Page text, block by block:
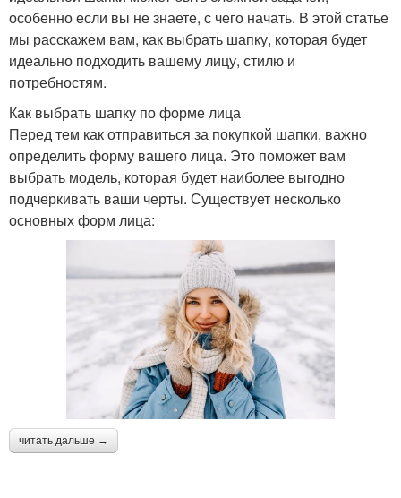
особенно если вы не знаете, с чего начать. В этой статье
мы расскажем вам, как выбрать шапку, которая будет
идеально подходить вашему лицу, стилю и
потребностям.
Как выбрать шапку по форме лица
Перед тем как отправиться за покупкой шапки, важно
определить форму вашего лица. Это поможет вам
выбрать модель, которая будет наиболее выгодно
подчеркивать ваши черты. Существует несколько
основных форм лица:
читать дальше →